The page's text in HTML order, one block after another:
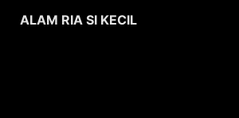
ALAM RIA SI KECIL